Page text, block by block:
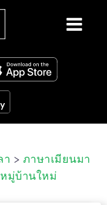
า > ภาษาเมียนมา
มู่บ้านใหม่